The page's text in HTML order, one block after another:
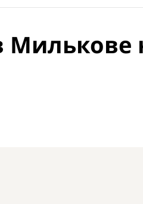
Милькове